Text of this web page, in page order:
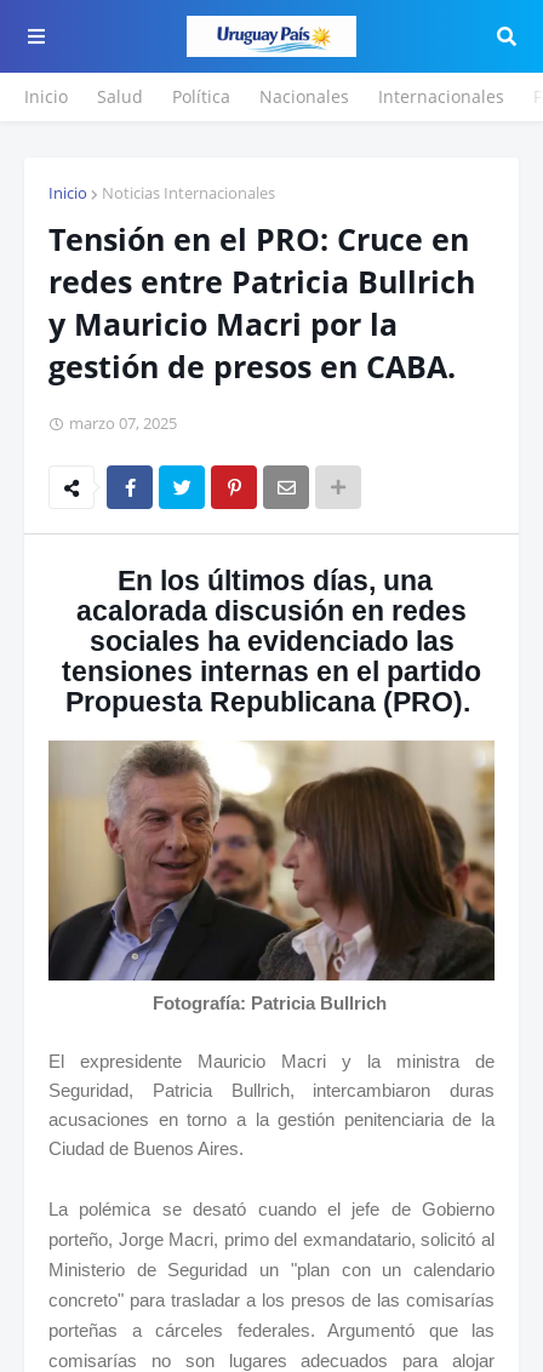
Inicio Salud Política Nacionales Internacionales
Inicio Noticias Internacionales
Tensión en el PRO: Cruce en
redes entre Patricia Bullrich
y Mauricio Macri por la
gestión de presos en CABA.
marzo 07, 2025
En los últimos días, una
acalorada discusión en redes
sociales ha evidenciado las
tensiones internas en el partido
Propuesta Republicana (PRO).
Fotografía: Patricia Bullrich
El expresidente Mauricio Macri y la ministra de
Seguridad, Patricia Bullrich, intercambiaron duras
acusaciones en torno a la gestión penitenciaria de la
Ciudad de Buenos Aires.
La polémica se desató cuando el jefe de Gobierno
porteño, Jorge Macri, primo del exmandatario, solicitó al
Ministerio de Seguridad un "plan con un calendario
concreto" para trasladar a los presos de las comisarías
porteñas a cárceles federales. Argumentó que las
comisarías no son lugares adecuados para alojar